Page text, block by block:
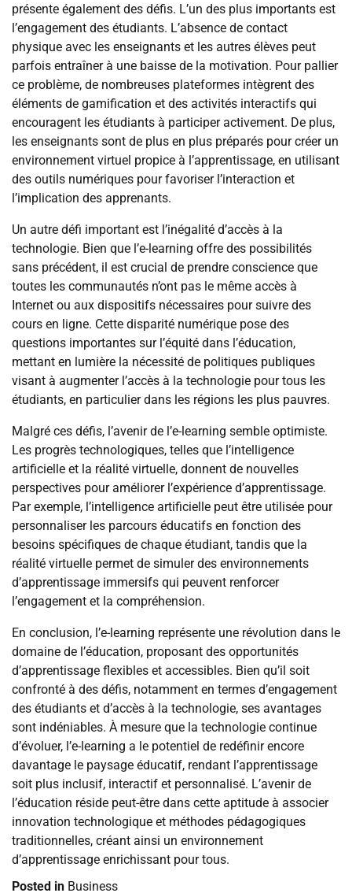
présente également des défis. L’un des plus importants est
l’engagement des étudiants. L’absence de contact
physique avec les enseignants et les autres élèves peut
parfois entraîner à une baisse de la motivation. Pour pallier
ce problème, de nombreuses plateformes intègrent des
éléments de gamification et des activités interactifs qui
encouragent les étudiants à participer activement. De plus,
les enseignants sont de plus en plus préparés pour créer un
environnement virtuel propice à l’apprentissage, en utilisant
des outils numériques pour favoriser l’interaction et
l’implication des apprenants.
Un autre défi important est l’inégalité d’accès à la
technologie. Bien que l’e-learning offre des possibilités
sans précédent, il est crucial de prendre conscience que
toutes les communautés n’ont pas le même accès à
Internet ou aux dispositifs nécessaires pour suivre des
cours en ligne. Cette disparité numérique pose des
questions importantes sur l’équité dans l’éducation,
mettant en lumière la nécessité de politiques publiques
visant à augmenter l’accès à la technologie pour tous les
étudiants, en particulier dans les régions les plus pauvres.
Malgré ces défis, l’avenir de l’e-learning semble optimiste.
Les progrès technologiques, telles que l’intelligence
artificielle et la réalité virtuelle, donnent de nouvelles
perspectives pour améliorer l’expérience d’apprentissage.
Par exemple, l’intelligence artificielle peut être utilisée pour
personnaliser les parcours éducatifs en fonction des
besoins spécifiques de chaque étudiant, tandis que la
réalité virtuelle permet de simuler des environnements
d’apprentissage immersifs qui peuvent renforcer
l’engagement et la compréhension.
En conclusion, l’e-learning représente une révolution dans le
domaine de l’éducation, proposant des opportunités
d’apprentissage flexibles et accessibles. Bien qu’il soit
confronté à des défis, notamment en termes d’engagement
des étudiants et d’accès à la technologie, ses avantages
sont indéniables. À mesure que la technologie continue
d’évoluer, l’e-learning a le potentiel de redéfinir encore
davantage le paysage éducatif, rendant l’apprentissage
soit plus inclusif, interactif et personnalisé. L’avenir de
l’éducation réside peut-être dans cette aptitude à associer
innovation technologique et méthodes pédagogiques
traditionnelles, créant ainsi un environnement
d’apprentissage enrichissant pour tous.
Posted in Business